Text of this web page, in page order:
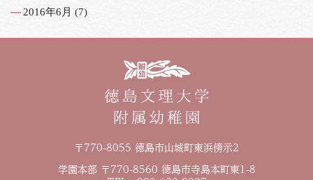
2016年6月 (7)
〒770-8055 徳島市山城町東浜傍示2
学園本部 〒770-8560 徳島市寺島本町東1-8